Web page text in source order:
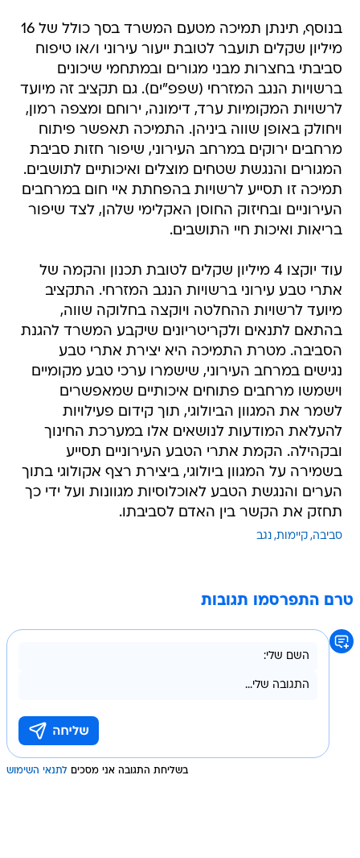
בנוסף, תינתן תמיכה מטעם המשרד בסך כולל של 16
מיליון שקלים תועבר לטובת ייעור עירוני ו/או טיפוח
סביבתי בחצרות מבני מגורים ובמתחמי שיכונים
ברשויות הנגב המזרחי (שפפ"ים). גם תקציב זה מיועד
לרשויות המקומיות ערד, דימונה, ירוחם ומצפה רמון,
ויחולק באופן שווה ביניהן. התמיכה תאפשר פיתוח
מרחבים ירוקים במרחב העירוני, שיפור חזות סביבת
המגורים והנגשת שטחים מוצלים ואיכותיים לתושבים.
תמיכה זו תסייע לרשויות בהפחתת איי חום במרחבים
העירוניים ובחיזוק החוסן האקלימי שלהן, לצד שיפור
בריאות ואיכות חיי התושבים.
עוד יוקצו 4 מיליון שקלים לטובת תכנון והקמה של
אתרי טבע עירוני ברשויות הנגב המזרחי. התקציב
מיועד לרשויות ההחלטה ויוקצה בחלוקה שווה,
בהתאם לתנאים ולקריטריונים שיקבע המשרד להגנת
הסביבה. מטרת התמיכה היא יצירת אתרי טבע
נגישים במרחב העירוני, שישמרו ערכי טבע מקומיים
וישמשו מרחבים פתוחים איכותיים שמאפשרים
לשמר את המגוון הביולוגי, תוך קידום פעילויות
להעלאת המודעות לנושאים אלו במערכת החינוך
ובקהילה. הקמת אתרי הטבע העירוניים תסייע
בשמירה על המגוון ביולוגי, ביצירת רצף אקולוגי בתוך
הערים והנגשת הטבע לאוכלוסיות מגוונות ועל ידי כך
תחזק את הקשר בין האדם לסביבתו.
סביבה קיימות נגב
טרם התפרסמו תגובות
בשליחת התגובה אני מסכים לתנאי השימוש